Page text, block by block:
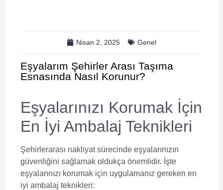
Nisan 2, 2025 Genel
Eşyalarım Şehirler Arası Taşıma
Esnasında Nasıl Korunur?
Eşyalarınızı Korumak İçin
En İyi Ambalaj Teknikleri
Şehirlerarası nakliyat sürecinde eşyalarınızın
güvenliğini sağlamak oldukça önemlidir. İşte
eşyalarınızı korumak için uygulamanız gereken en
iyi ambalaj teknikleri: